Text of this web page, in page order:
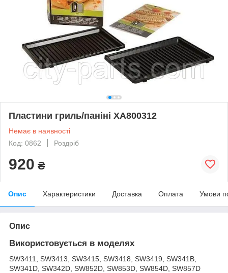
Пластини гриль/паніні XA800312
Немає в наявності
Код: 0862
Роздріб
920 ₴
Опис Характеристики Доставка Оплата Умови
Опис
Використовується в моделях
SW3411, SW3413, SW3415, SW3418, SW3419, SW341B,
SW341D, SW342D, SW852D, SW853D, SW854D, SW857D